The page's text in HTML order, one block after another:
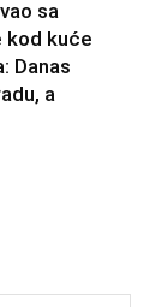
sa
kod kuće
Danas
a